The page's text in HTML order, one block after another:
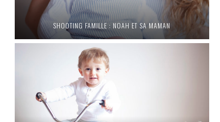
SHOOTING FAMILLE : NOAH ET SA MAMAN